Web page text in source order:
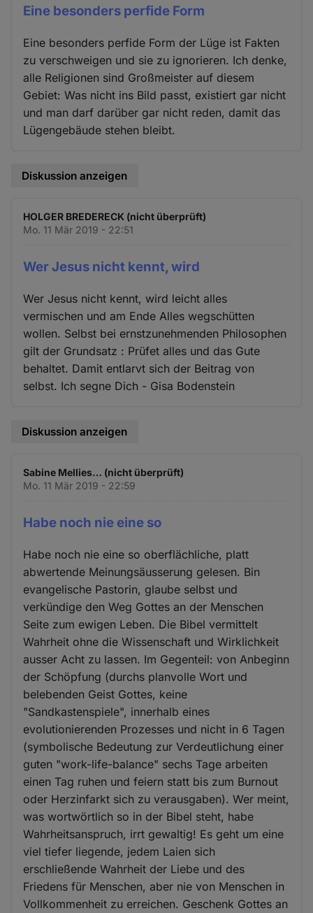
Eine besonders perfide Form
Eine besonders perfide Form der Lüge ist Fakten
zu verschweigen und sie zu ignorieren. Ich denke,
alle Religionen sind Großmeister auf diesem
Gebiet: Was nicht ins Bild passt, existiert gar nicht
und man darf darüber gar nicht reden, damit das
Lügengebäude stehen bleibt.
Diskussion anzeigen
HOLGER BREDERECK (nicht überprüft)
Mo. 11 Mär 2019 - 22:51
Wer Jesus nicht kennt, wird
Wer Jesus nicht kennt, wird leicht alles
vermischen und am Ende Alles wegschütten
wollen. Selbst bei ernstzunehmenden Philosophen
gilt der Grundsatz : Prüfet alles und das Gute
behaltet. Damit entlarvt sich der Beitrag von
selbst. Ich segne Dich - Gisa Bodenstein
Diskussion anzeigen
Sabine Mellies… (nicht überprüft)
Mo. 11 Mär 2019 - 22:59
Habe noch nie eine so
Habe noch nie eine so oberflächliche, platt
abwertende Meinungsäusserung gelesen. Bin
evangelische Pastorin, glaube selbst und
verkündige den Weg Gottes an der Menschen
Seite zum ewigen Leben. Die Bibel vermittelt
Wahrheit ohne die Wissenschaft und Wirklichkeit
ausser Acht zu lassen. Im Gegenteil: von Anbeginn
der Schöpfung (durchs planvolle Wort und
belebenden Geist Gottes, keine
"Sandkastenspiele", innerhalb eines
evolutionierenden Prozesses und nicht in 6 Tagen
(symbolische Bedeutung zur Verdeutlichung einer
guten "work-life-balance" sechs Tage arbeiten
einen Tag ruhen und feiern statt bis zum Burnout
oder Herzinfarkt sich zu verausgaben). Wer meint,
was wortwörtlich so in der Bibel steht, habe
Wahrheitsanspruch, irrt gewaltig! Es geht um eine
viel tiefer liegende, jedem Laien sich
erschließende Wahrheit der Liebe und des
Friedens für Menschen, aber nie von Menschen in
Vollkommenheit zu erreichen. Geschenk Gottes an